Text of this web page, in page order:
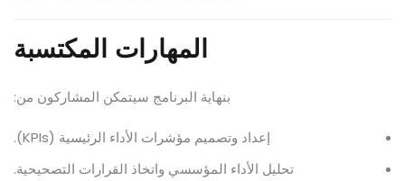
المهارات المكتسبة
بنهاية البرنامج سيتمكن المشاركون من:
إعداد وتصميم مؤشرات الأداء الرئيسية (KPIs).
تحليل الأداء المؤسسي واتخاذ القرارات التصحيحية.